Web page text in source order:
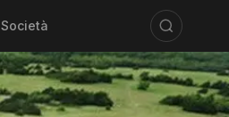
Società